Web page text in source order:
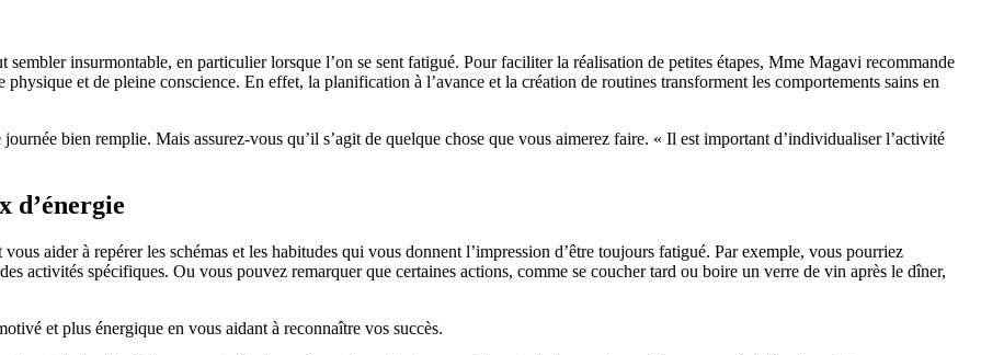
sembler insurmontable, en particulier lorsque l’on se sent fatigué. Pour faciliter la réalisation de petites étapes, Mme Magavi recommande
et de pleine conscience. En effet, la planification à l’avance et la création de routines transforment les comportements sains en
bien remplie. Mais assurez-vous qu’il s’agit de quelque chose que vous aimerez faire. « Il est important d’individualiser l’activité
d’énergie
aider à repérer les schémas et les habitudes qui vous donnent l’impression d’être toujours fatigué. Par exemple, vous pourriez
activités spécifiques. Ou vous pouvez remarquer que certaines actions, comme se coucher tard ou boire un verre de vin après le dîner,
et plus énergique en vous aidant à reconnaître vos succès.